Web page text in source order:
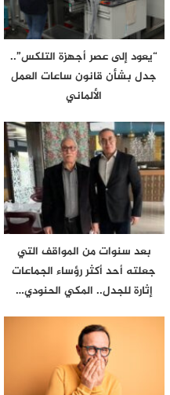
“يعود إلى عصر أجهزة التلكس”..
جدل بشأن قانون ساعات العمل
الألماني
بعد سنوات من المواقف التي
جعلته أحد أكثر رؤساء الجماعات
إثارة للجدل.. المكي الحنودي…